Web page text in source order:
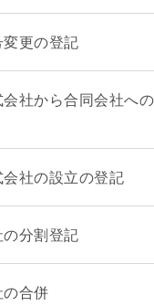
変更の登記
会社から合同会社へ
会社の設立の登記
の分割登記
の合併